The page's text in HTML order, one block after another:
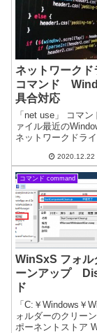
ネットワークド
コマンド
具合対応
「net use」 コマ
ァイル最近の
ネットワークドラ
合があります。「
に再接続する」の
る場合、起動時に
ドライブに接続で
2020.12.22
コマンド command
WinSxS フォル
ーンアップ
ド
「C:￥Windows￥
ォルダーのクリー
ポーネントストア